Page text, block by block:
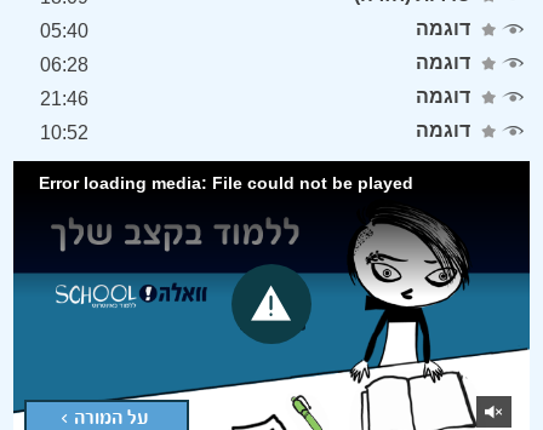
דוגמה
05:40
דוגמה
06:28
דוגמה
21:46
דוגמה
10:52
על המורה >
Error loading media: File could not be played